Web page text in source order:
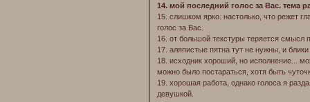
14. мой последний голос за Вас. тема
15. слишком ярко. настолько, что режет
голос за Вас.
16. от большой текстуры теряется смысл
17. аляпистые пятна тут не нужны, и
18. исходник хороший, но исполнение...
можно было постараться, хотя быть
19. хорошая работа, однако голоса я
девушкой.